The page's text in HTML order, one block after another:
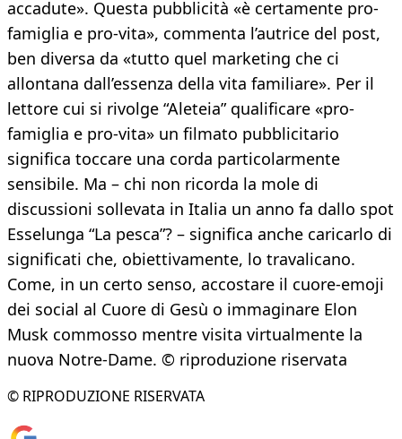
accadute». Questa pubblicità «è certamente pro-
famiglia e pro-vita», commenta l’autrice del post,
ben diversa da «tutto quel marketing che ci
allontana dall’essenza della vita familiare». Per il
lettore cui si rivolge “Aleteia” qualificare «pro-
famiglia e pro-vita» un filmato pubblicitario
significa toccare una corda particolarmente
sensibile. Ma – chi non ricorda la mole di
discussioni sollevata in Italia un anno fa dallo spot
Esselunga “La pesca”? – significa anche caricarlo di
significati che, obiettivamente, lo travalicano.
Come, in un certo senso, accostare il cuore-emoji
dei social al Cuore di Gesù o immaginare Elon
Musk commosso mentre visita virtualmente la
nuova Notre-Dame. © riproduzione riservata
© RIPRODUZIONE RISERVATA